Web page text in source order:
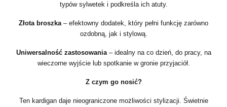
typów sylwetek i podkreśla ich atuty.
Złota broszka– efektowny dodatek, który pełni funkcję zarówno
ozdobną, jak i stylową.
Uniwersalność zastosowania– idealny na co dzień, do pracy, na
wieczorne wyjście lub spotkanie w gronie przyjaciół.
Z czym go nosić?
Ten kardigan daje nieograniczone możliwości stylizacji. Świetnie